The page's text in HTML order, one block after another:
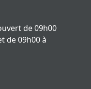
de 09h00
de 09h00 à